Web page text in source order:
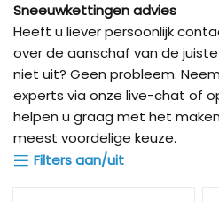
Sneeuwkettingen advies
Heeft u liever persoonlijk
over de aanschaf van de
niet uit? Geen probleem.
experts via onze live-chat of
helpen u graag met het
meest voordelige keuze.
Filters aan/uit